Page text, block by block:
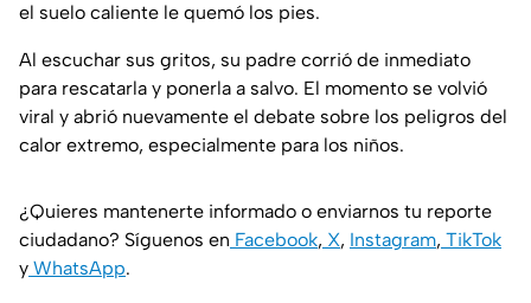
el suelo caliente le quemó los pies.
Al escuchar sus gritos, su padre corrió de inmediato
para rescatarla y ponerla a salvo. El momento se volvió
viral y abrió nuevamente el debate sobre los peligros del
calor extremo, especialmente para los niños.
¿Quieres mantenerte informado o enviarnos tu reporte
ciudadano? Síguenos en Facebook, X, Instagram, TikTok
y WhatsApp.